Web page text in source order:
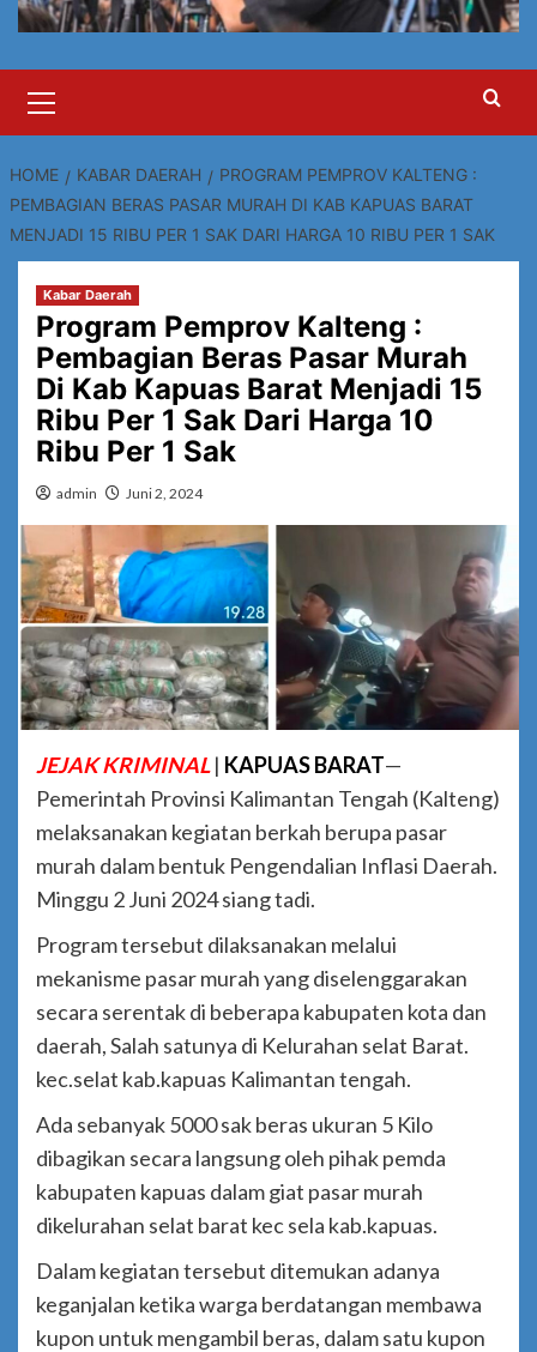
Menu
HOME KABAR DAERAH
PROGRAM PEMPROV KALTENG :
PEMBAGIAN BERAS PASAR MURAH DI KAB KAPUAS BARAT
MENJADI 15 RIBU PER 1 SAK DARI HARGA 10 RIBU PER 1 SAK
Kabar Daerah
Program Pemprov Kalteng :
Pembagian Beras Pasar Murah
Di Kab Kapuas Barat Menjadi 15
Ribu Per 1 Sak Dari Harga 10
Ribu Per 1 Sak
admin Juni 2, 2024
JEJAK KRIMINAL| KAPUAS BARAT—
Pemerintah Provinsi Kalimantan Tengah (Kalteng)
melaksanakan kegiatan berkah berupa pasar
murah dalam bentuk Pengendalian Inflasi Daerah.
Minggu 2 Juni 2024 siang tadi.
Program tersebut dilaksanakan melalui
mekanisme pasar murah yang diselenggarakan
secara serentak di beberapa kabupaten kota dan
daerah, Salah satunya di Kelurahan selat Barat.
kec.selat kab.kapuas Kalimantan tengah.
Ada sebanyak 5000 sak beras ukuran 5 Kilo
dibagikan secara langsung oleh pihak pemda
kabupaten kapuas dalam giat pasar murah
dikelurahan selat barat kec sela kab.kapuas.
Dalam kegiatan tersebut ditemukan adanya
keganjalan ketika warga berdatangan membawa
kupon untuk mengambil beras, dalam satu kupon